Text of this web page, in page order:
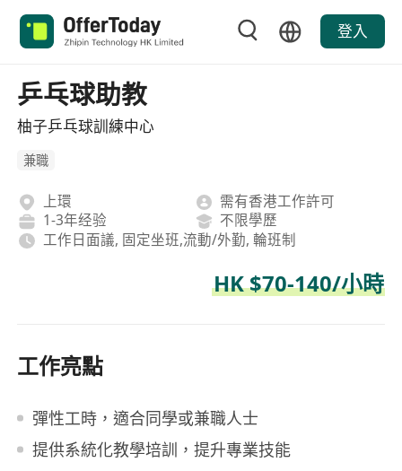
登入
乒乓球助教
柚子乒乓球訓練中心
兼職
上環
需有香港工作許可
1-3年经验
不限學歷
工作日面議, 固定坐班,流動/外勤, 輪班制
HK $70-140/小時
工作亮點
彈性工時，適合同學或兼職人士
提供系統化教學培訓，提升專業技能